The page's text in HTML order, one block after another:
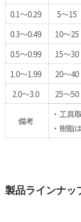
0.1～0.29
5～15
0.3～0.49
10～25
0.5～0.99
15～30
1.0～1.99
20～40
2.0～3.0
25～50
備考
・工具
・樹脂
製品ラインナッ